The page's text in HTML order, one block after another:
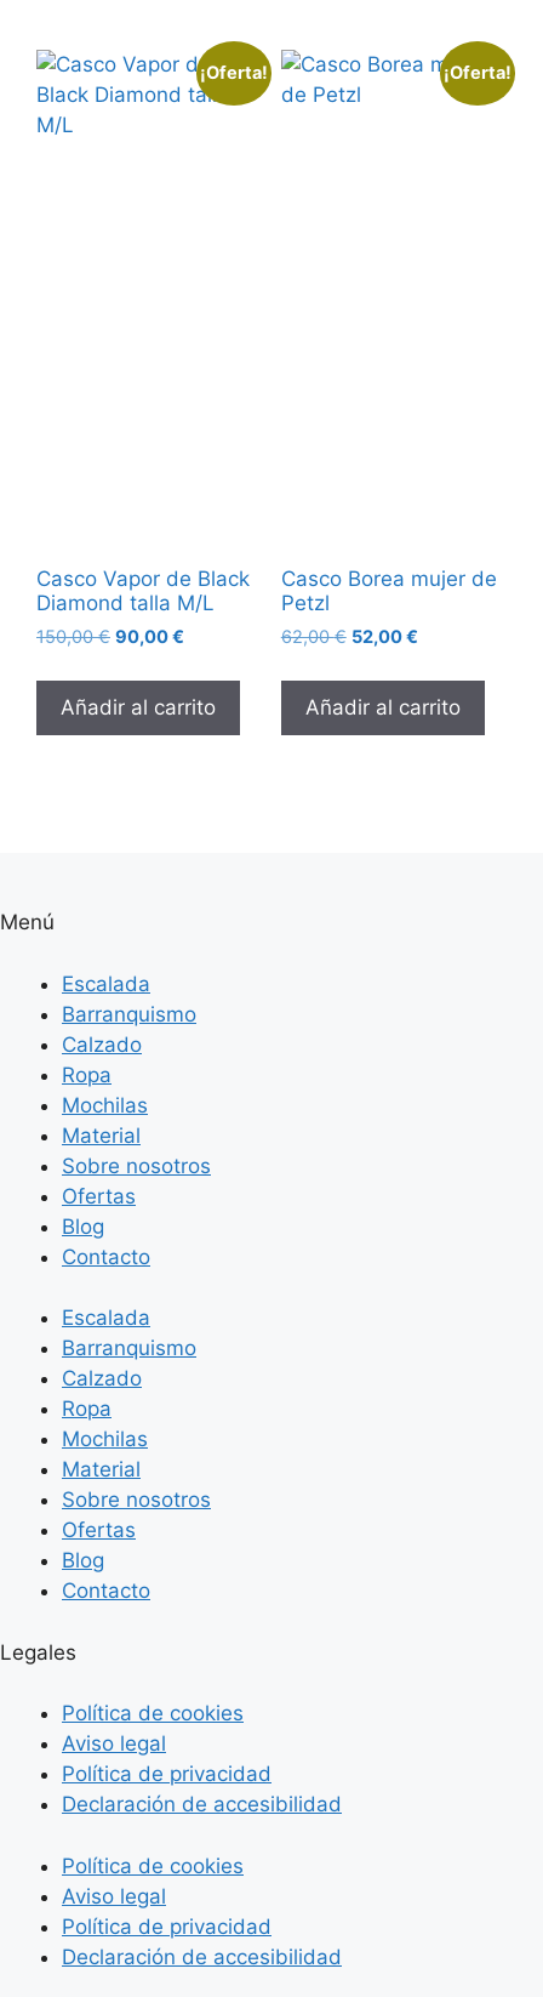
¡Oferta!
Casco Vapor de Black
Diamond talla M/L
150,00€ El
original
era:
150,00 €.
90,00€
actual
es:
90,00 €.
Añadir al carrito
¡Oferta!
Casco Borea mujer de
Petzl
62,00€ El
original
era:
62,00 €.
52,00€El
actual
es:
52,00 €.
Añadir al carrito
Menú
Escalada
Barranquismo
Calzado
Ropa
Mochilas
Material
Sobre nosotros
Ofertas
Blog
Contacto
Escalada
Barranquismo
Calzado
Ropa
Mochilas
Material
Sobre nosotros
Ofertas
Blog
Contacto
Legales
Política de cookies
Aviso legal
Política de privacidad
Declaración de accesibilidad
Política de cookies
Aviso legal
Política de privacidad
Declaración de accesibilidad